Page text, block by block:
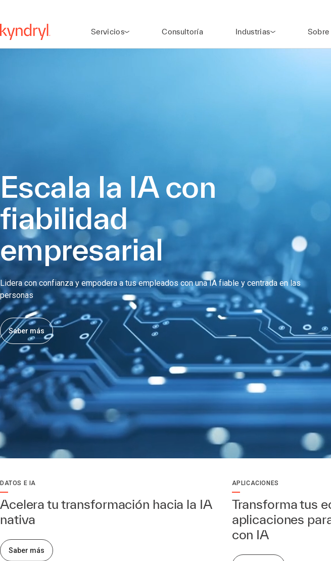
Servicios Consultoría Industrias
Escala la IA con
fiabilidad
empresarial
Lidera con confianza y empodera a tus empleados con una IA fiable y centrada en las
personas
Saber más
DATOS E IA
Acelera tu transformación hacia la IA
nativa
Saber más
APLICACIONES
Transforma tus
aplicaciones
con IA